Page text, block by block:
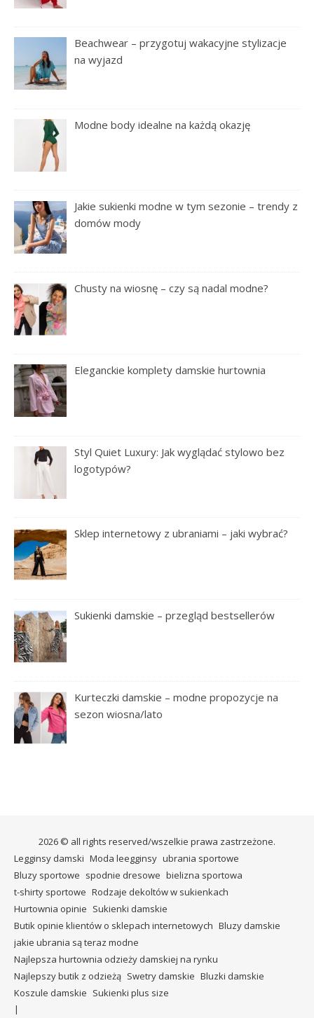
Beachwear – przygotuj wakacyjne stylizacje
na wyjazd
Modne body idealne na każdą okazję
Jakie sukienki modne w tym sezonie – trendy z
domów mody
Chusty na wiosnę – czy są nadal modne?
Eleganckie komplety damskie hurtownia
Styl Quiet Luxury: Jak wyglądać stylowo bez
logotypów?
Sklep internetowy z ubraniami – jaki wybrać?
Sukienki damskie – przegląd bestsellerów
Kurteczki damskie – modne propozycje na
sezon wiosna/lato
2026 © all rights reserved/wszelkie prawa zastrzeżone.
Legginsy damski Moda leegginsy ubrania sportowe
Bluzy sportowe spodnie dresowe bielizna sportowa
t-shirty sportowe Rodzaje dekoltów w sukienkach
Hurtownia opinie Sukienki damskie
Butik opinie klientów o sklepach internetowych Bluzy damskie
jakie ubrania są teraz modne
Najlepsza hurtownia odzieży damskiej na rynku
Najlepszy butik z odzieżą Swetry damskie Bluzki damskie
Koszule damskie Sukienki plus size